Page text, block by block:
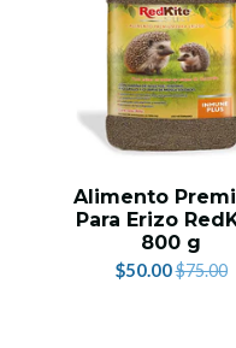
Alimento
Para Erizo
800 g
$50.00$75.00